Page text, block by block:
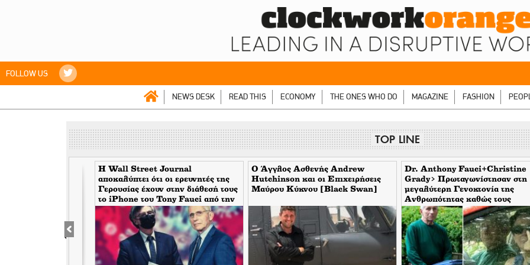
FOLLOW US
NEWS DESK READ THIS ECONOMY THE ONES WHO DO MAGAZINE FASHION
TOP LINE
H Wall Street Journal
αποκαλύπτει ότι οι ερευνητές της
Γερουσίας έχουν στην διάθεσή τους
το iPhone του Tony Fauci από την
περίοδο της πανδημίας. Τι
σημαίνει αυτό για τον εμπλεκόμενο
Σωτήρη Τσιόδρα
Ο Άγγλος Ασθενής Andrew
Hutchinson και οι Επιχειρήσεις
Μαύρου Κύκνου [Black Swan]
Dr. Anthony Fauci+Christine
Grady> Πρωταγωνίστησαν στη
μεγαλύτερη Γενοκτονία της
Ανθρωπότητας καθώς τους
κάλυπταν οι μηντιακές
του deep state. Τώρα η
υψώνει το δάχτυλο στους
φωτορεπόρτερ